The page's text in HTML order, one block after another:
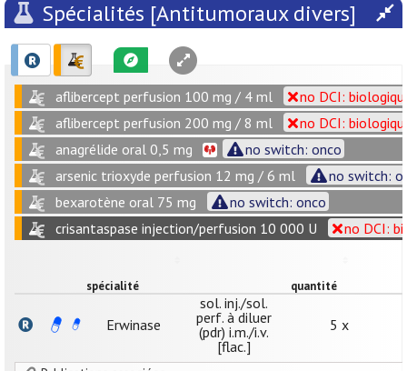
Spécialités [Antitumoraux divers]
aflibercept perfusion 100 mg / 4 ml
no DCI:
aflibercept perfusion 200 mg / 8 ml
no DCI:
anagrélide oral 0,5 mg
no switch: onco
arsenic trioxyde perfusion 12 mg / 6 ml
no switch:
bexarotène oral 75 mg
no switch: onco
crisantaspase injection/perfusion 10 000 U
no DCI:
spécialité quantité
Erwinase
sol. inj./sol.
perf. à diluer
(pdr) i.m./i.v.
[flac.]
5 x